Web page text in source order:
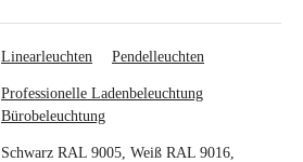
Linearleuchten Pendelleuchten
Professionelle Ladenbeleuchtung
Bürobeleuchtung
Schwarz RAL 9005, Weiß RAL 9016,